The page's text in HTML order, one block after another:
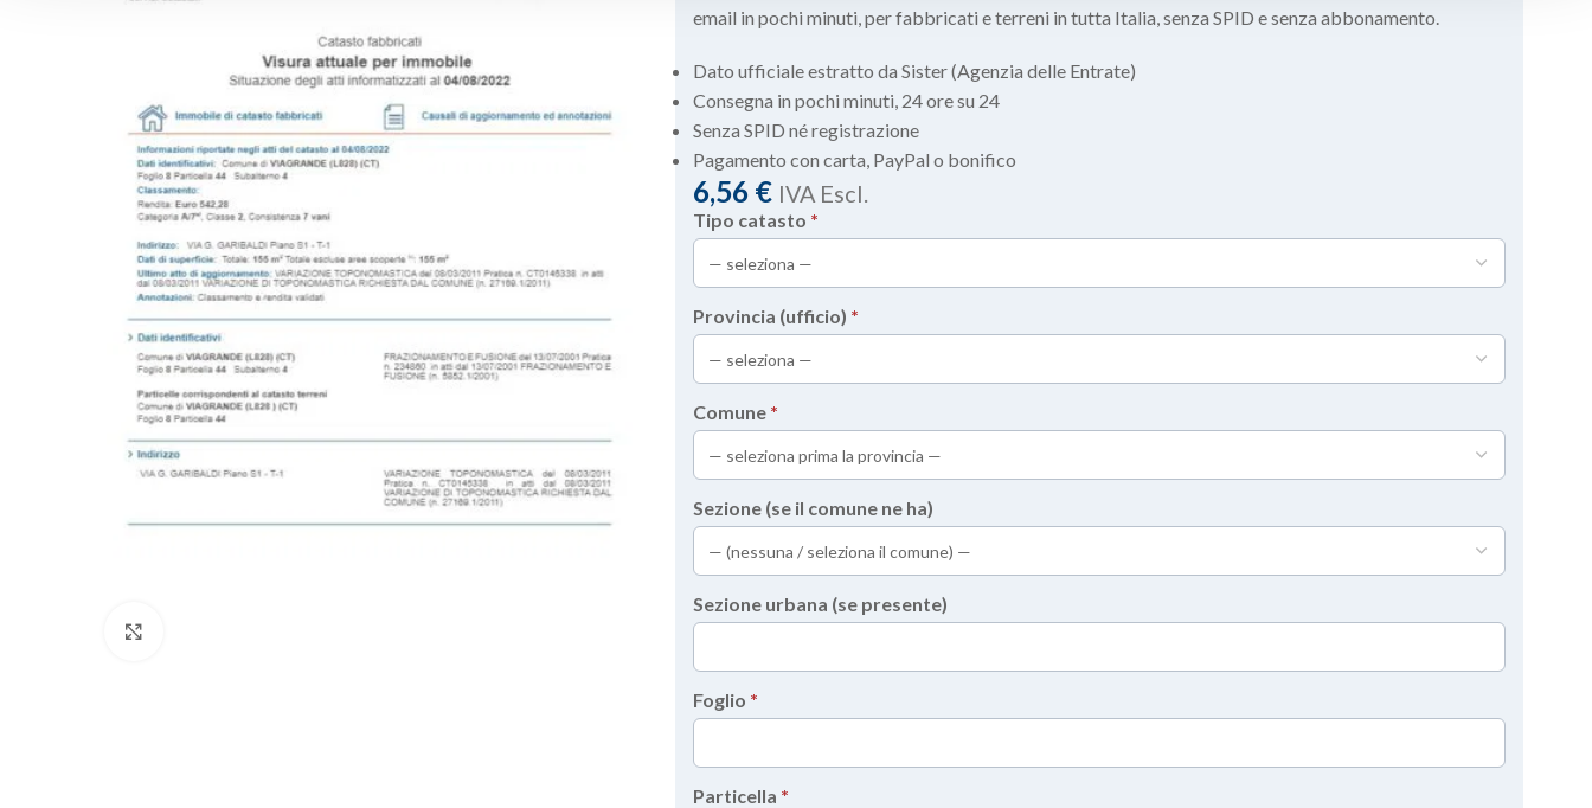
email in pochi minuti, per fabbricati e terreni in tutta Italia, senza SPID e senza abbonamento.
Dato ufficiale estratto da Sister (Agenzia delle Entrate)
Consegna in pochi minuti, 24 ore su 24
Senza SPID né registrazione
Pagamento con carta, PayPal o bonifico
6,56 € IVA Escl.
Tipo catasto *
Provincia (ufficio) *
Comune *
Sezione (se il comune ne ha)
Sezione urbana (se presente)
Foglio *
Particella *